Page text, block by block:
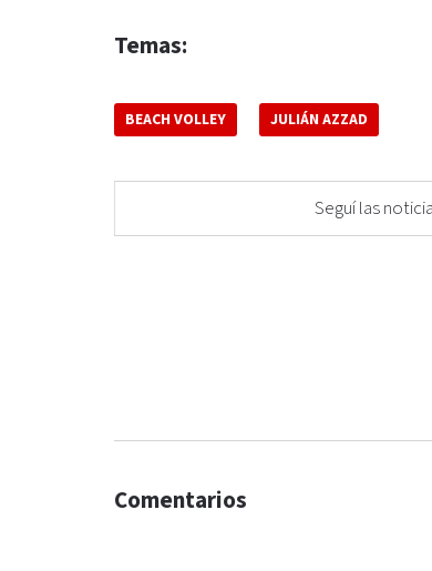
Temas:
BEACH VOLLEY JULIÁN AZZAD
Seguí las
Comentarios